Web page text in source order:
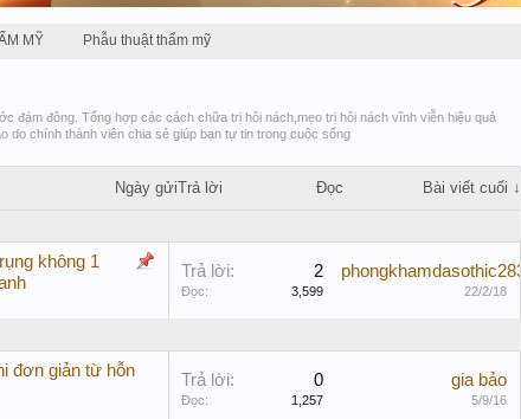
MỸ Phẫu thuật thẩm mỹ
đám đông. Tổng hợp các cách chữa trị hôi nách,mẹo trị hôi nách vĩnh viễn hiệu quả
do chính thành viên chia sẻ giúp bạn tự tin trong cuộc sống
Ngày gửiTrả lời Đọc Bài viết cuối ↓
không 1
Trả lời: 2
Đọc: 3,599
phongkhamdasothic283
22/2/18
đơn giản từ hỗn
Trả lời: 0
Đọc: 1,257
gia bảo
5/9/16